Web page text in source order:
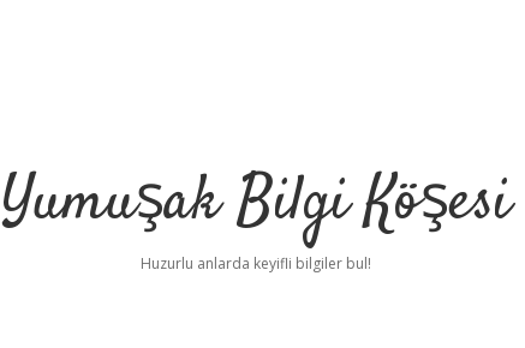
Yumuşak Bilgi Köşesi
Huzurlu anlarda keyifli bilgiler bul!